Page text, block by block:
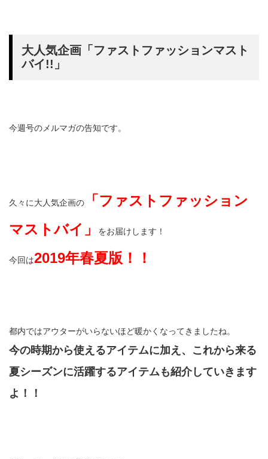
大人気企画「ファストファッションマスト
バイ!!」
今週号のメルマガの告知です。
久々に大人気企画の
「ファストファッション
マストバイ」
をお届けします！
今回は2019年春夏版！！
都内ではアウターがいらないほど暖かくなってきましたね。
今の時期から使えるアイテムに加え、これから来る
夏シーズンに活躍するアイテムも紹介していきます
よ！！